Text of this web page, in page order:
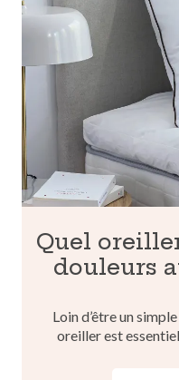
Quel
douleurs
Loin d’être un
oreiller est